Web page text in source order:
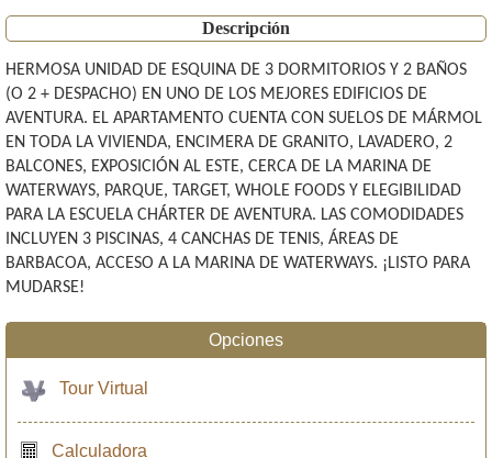
Descripción
HERMOSA UNIDAD DE ESQUINA DE 3 DORMITORIOS Y 2 BAÑOS
(O 2 + DESPACHO) EN UNO DE LOS MEJORES EDIFICIOS DE
AVENTURA. EL APARTAMENTO CUENTA CON SUELOS DE MÁRMOL
EN TODA LA VIVIENDA, ENCIMERA DE GRANITO, LAVADERO, 2
BALCONES, EXPOSICIÓN AL ESTE, CERCA DE LA MARINA DE
WATERWAYS, PARQUE, TARGET, WHOLE FOODS Y ELEGIBILIDAD
PARA LA ESCUELA CHÁRTER DE AVENTURA. LAS COMODIDADES
INCLUYEN 3 PISCINAS, 4 CANCHAS DE TENIS, ÁREAS DE
BARBACOA, ACCESO A LA MARINA DE WATERWAYS. ¡LISTO PARA
MUDARSE!
Opciones
Tour Virtual
Calculadora